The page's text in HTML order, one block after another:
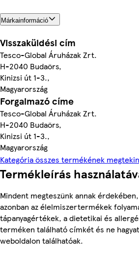
Márkainformáció
Visszaküldési cím
Tesco-Global Áruházak Zrt.
H-2040 Budaörs,
Kinizsi út 1-3.,
Magyarország
Forgalmazó címe
Tesco-Global Áruházak Zrt.
H-2040 Budaörs,
Kinizsi út 1-3.,
Magyarország
Kategória összes termékének
Termékleírás
Mindent megteszünk annak
azonban az élelmiszertermékek
tápanyagértékek, a dietetikai és
terméken található címkét és ne
weboldalon találhatóak.